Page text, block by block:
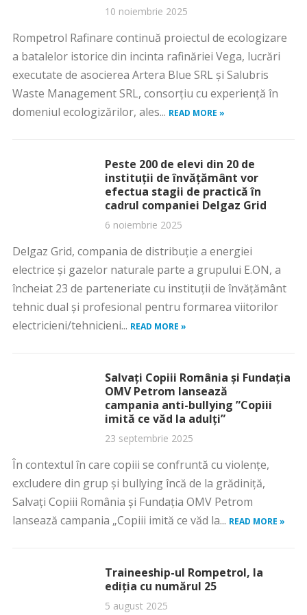
10 noiembrie 2025
Rompetrol Rafinare continuă proiectul de ecologizare
a batalelor istorice din incinta rafinăriei Vega, lucrări
executate de asocierea Artera Blue SRL și Salubris
Waste Management SRL, consorțiu cu experiență în
domeniul ecologizărilor, ales... READ MORE »
Peste 200 de elevi din 20 de
instituții de învățământ vor
efectua stagii de practică în
cadrul companiei Delgaz Grid
6 noiembrie 2025
Delgaz Grid, compania de distribuție a energiei
electrice și gazelor naturale parte a grupului E.ON, a
încheiat 23 de parteneriate cu instituții de învățământ
tehnic dual și profesional pentru formarea viitorilor
electricieni/tehnicieni... READ MORE »
Salvați Copiii România și Fundația
OMV Petrom lansează
campania anti-bullying ”Copiii
imită ce văd la adulți”
23 septembrie 2025
În contextul în care copiii se confruntă cu violențe,
excludere din grup și bullying încă de la grădiniță,
Salvați Copiii România și Fundația OMV Petrom
lansează campania „Copiii imită ce văd la... READ MORE »
Traineeship-ul Rompetrol, la
ediția cu numărul 25
5 august 2025